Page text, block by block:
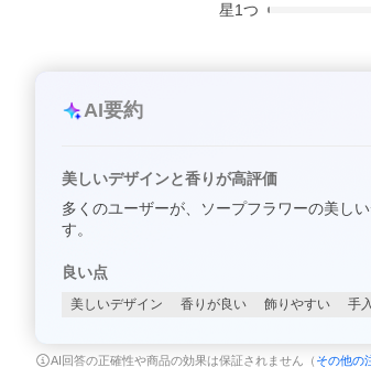
星1つ
AI要約
美しいデザインと香りが高評価
多くのユーザーが、ソープフラワーの美し
す。
良い点
美しいデザイン 香りが良い 飾りやすい 手
AI回答の正確性や商品の効果は保証されません（ その他の